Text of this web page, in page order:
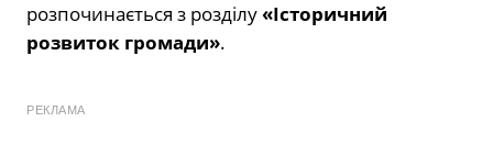
розпочинається з розділу«Історичний
розвиток громади».
РЕКЛАМА